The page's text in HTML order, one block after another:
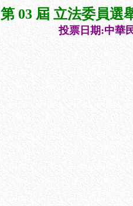
第 03 屆 立法委員選
投票日期:中華